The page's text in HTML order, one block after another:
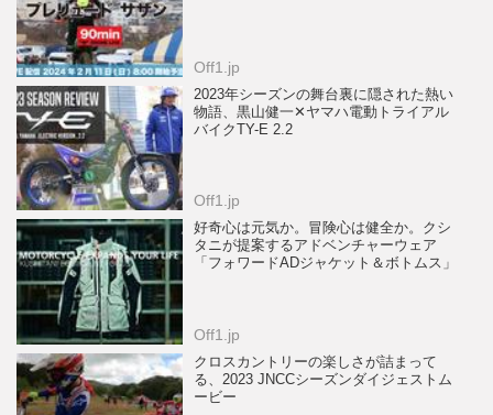
Off1.jp
2023年シーズンの舞台裏に隠された熱い
物語、黒山健一✕ヤマハ電動トライアル
バイクTY-E 2.2
Off1.jp
好奇心は元気か。冒険心は健全か。クシ
タニが提案するアドベンチャーウェア
「フォワードADジャケット＆ボトムス」
Off1.jp
クロスカントリーの楽しさが詰まって
る、2023 JNCCシーズンダイジェストム
ービー